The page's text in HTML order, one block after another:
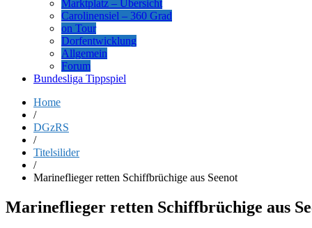
Marktplatz – Übersicht
Carolinensiel – 360 Grad
on Tour
Dorfentwicklung
Allgemein
Forum
Bundesliga Tippspiel
Home
/
DGzRS
/
Titelsilider
/
Marineflieger retten Schiffbrüchige aus Seenot
Marineflieger retten Schiffbrüchige aus